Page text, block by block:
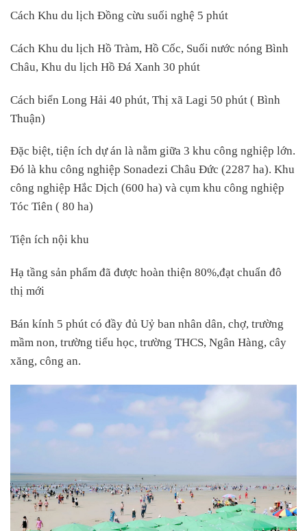
Cách Khu du lịch Đồng cừu suối nghệ 5 phút
Cách Khu du lịch Hồ Tràm, Hồ Cốc, Suối nước nóng Bình
Châu, Khu du lịch Hồ Đá Xanh 30 phút
Cách biển Long Hải 40 phút, Thị xã Lagi 50 phút ( Bình
Thuận)
Đặc biệt, tiện ích dự án là nằm giữa 3 khu công nghiệp lớn.
Đó là khu công nghiệp Sonadezi Châu Đức (2287 ha). Khu
công nghiệp Hắc Dịch (600 ha) và cụm khu công nghiệp
Tóc Tiên ( 80 ha)
Tiện ích nội khu
Hạ tầng sản phẩm đã được hoàn thiện 80%,đạt chuẩn đô
thị mới
Bán kính 5 phút có đầy đủ Uỷ ban nhân dân, chợ, trường
mầm non, trường tiểu học, trường THCS, Ngân Hàng, cây
xăng, công an.